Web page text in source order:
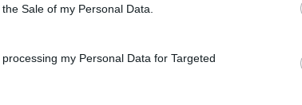
Sale of my Personal Data.
my Personal Data for Targeted